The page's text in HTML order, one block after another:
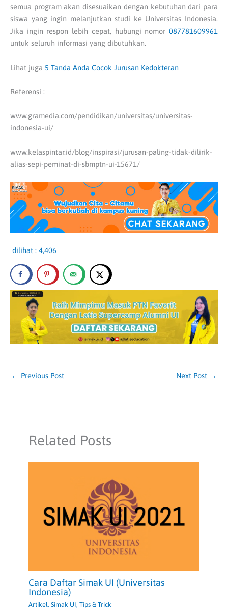
semua program akan disesuaikan dengan kebutuhan dari para
siswa yang ingin melanjutkan studi ke Universitas Indonesia.
Jika ingin respon lebih cepat, hubungi nomor 087781609961
untuk seluruh informasi yang dibutuhkan.
Lihat juga 5 Tanda Anda Cocok Jurusan Kedokteran
Referensi :
www.gramedia.com/pendidikan/universitas/universitas-
indonesia-ui/
www.kelaspintar.id/blog/inspirasi/jurusan-paling-tidak-dilirik-
alias-sepi-peminat-di-sbmptn-ui-15671/
dilihat : 4,406
← Previous Post Next Post →
Related Posts
Cara Daftar Simak UI (Universitas
Indonesia)
Artikel,Simak UI,Tips & Trick